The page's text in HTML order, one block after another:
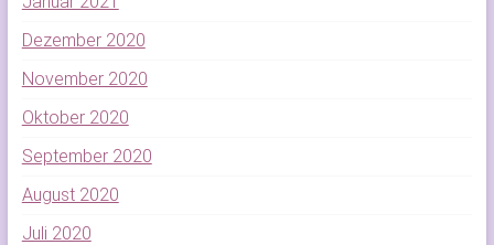
Dezember 2020
November 2020
Oktober 2020
September 2020
August 2020
Juli 2020